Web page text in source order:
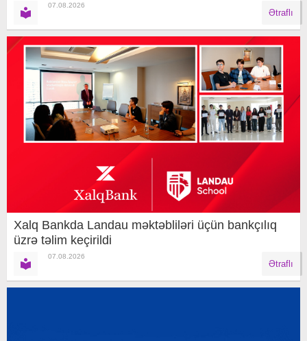
07.08.2026
Ətraflı
Xalq Bankda Landau məktəbliləri üçün bankçılıq
üzrə təlim keçirildi
07.08.2026
Ətraflı